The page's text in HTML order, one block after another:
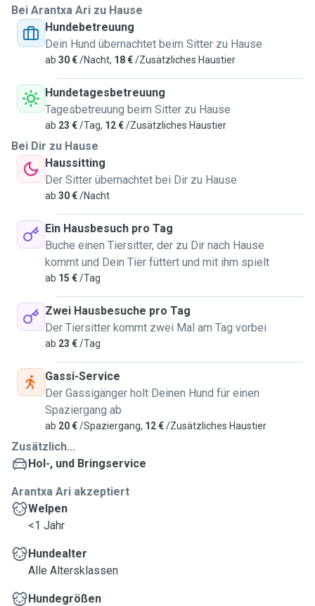
Besitzer nicht da sind. Mir ist es sehr wichtig, dass sich
jedes Tier sicher, entspannt und geliebt fühlt. Ich achte auf
ihre individuellen Bedürfnisse, ob es um Fütterung, Pflege,
Medikamente oder einfach nur um Gesellschaft geht.
Ich kümmere mich liebevoll um deinen Hund direkt bei dir
zu Hause. Ob Füttern, Gassi gehen, Spielen oder einfach
Gesellschaft leisten, ich sorge dafür, dass dein Vierbeiner
sich wohl und sicher fühlt, solange du nicht da bist.
Obwohl meine Muttersprache Spanisch ist, habe ich ein B1-
Niveau in Deutsch und kann mich gut verständigen, um
Anweisungen der Besitzer sicher umzusetzen. Tiere
spüren, wenn man sie mit Herz betreut – und genau das
biete ich an: Zuverlässigkeit, Zuneigung und eine ruhige,
liebevolle Art. Ich freue mich, viele neue tierische Freunde
kennenzulernen und für sie da zu sein.
Bei Arantxa Ari zu Hause
Hundebetreuung
Dein Hund übernachtet beim Sitter zu Hause
ab 30 €/Nacht, 18 €/Zusätzliches Haustier
Hundetagesbetreuung
Tagesbetreuung beim Sitter zu Hause
ab 23 €/Tag, 12 €/Zusätzliches Haustier
Bei Dir zu Hause
Haussitting
Der Sitter übernachtet bei Dir zu Hause
ab 30 €/Nacht
Ein Hausbesuch pro Tag
Buche einen Tiersitter, der zu Dir nach Hause
kommt und Dein Tier füttert und mit ihm spielt
ab 15 €/Tag
Zwei Hausbesuche pro Tag
Der Tiersitter kommt zwei Mal am Tag vorbei
ab 23 €/Tag
Gassi-Service
Der Gassigänger holt Deinen Hund für einen
Spaziergang ab
ab 20 €/Spaziergang, 12 €/Zusätzliches Haustier
Zusätzlich...
Hol-, und Bringservice
Arantxa Ari akzeptiert
Welpen
<1 Jahr
Hundealter
Alle Altersklassen
Hundegrößen